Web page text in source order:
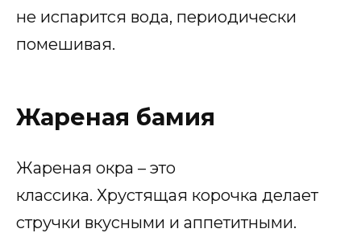
не испарится вода, периодически
помешивая.
Жареная бамия
Жареная окра – это
классика. Хрустящая корочка делает
стручки вкусными и аппетитными.